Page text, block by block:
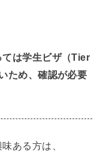
は学生ビザ（Tier
ため、確認が必要
ある方は、